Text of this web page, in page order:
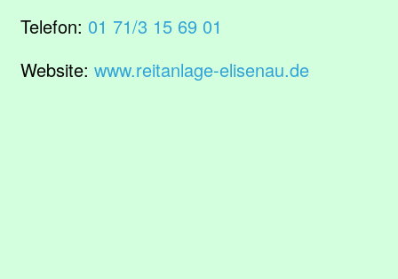
Telefon: 01 71/3 15 69 01
Website: www.reitanlage-elisenau.de